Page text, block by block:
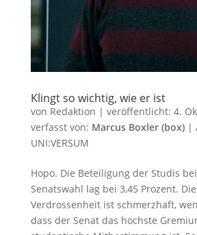
Klingt so wichtig, wie er ist
von Redaktion | veröffentlicht: 4.
verfasst von: Marcus Boxler (box)|
UNI:VERSUM
Hopo. Die Beteiligung der Studis
Senatswahl lag bei 3,45 Prozent.
Verdrossenheit ist schmerzhaft,
dass der Senat das höchste